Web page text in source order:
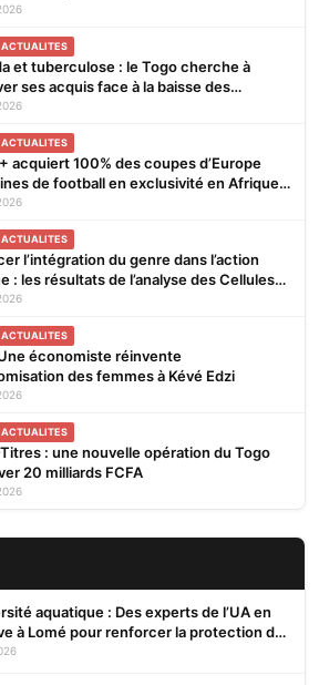
ACTUALITES
et tuberculose : le Togo cherche à
ses acquis face à la baisse des
ACTUALITES
acquiert 100% des coupes d’Europe
de football en exclusivité en Afrique
pour 4 saisons jusqu’en 2031
ACTUALITES
l’intégration du genre dans l’action
: les résultats de l’analyse des Cellules
Genre restitués à Lomé
ACTUALITES
économiste réinvente
des femmes à Kévé Edzi
ACTUALITES
: une nouvelle opération du Togo
20 milliards FCFA
aquatique : Des experts de l’UA en
à Lomé pour renforcer la protection des